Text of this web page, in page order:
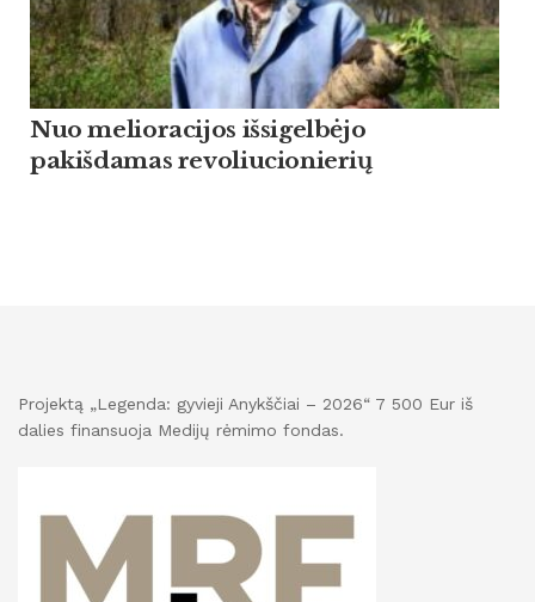
Nuo melioracijos išsigelbėjo
pakišdamas revoliucionierių
Projektą „Legenda: gyvieji Anykščiai – 2026“ 7 500 Eur iš
dalies finansuoja Medijų rėmimo fondas.